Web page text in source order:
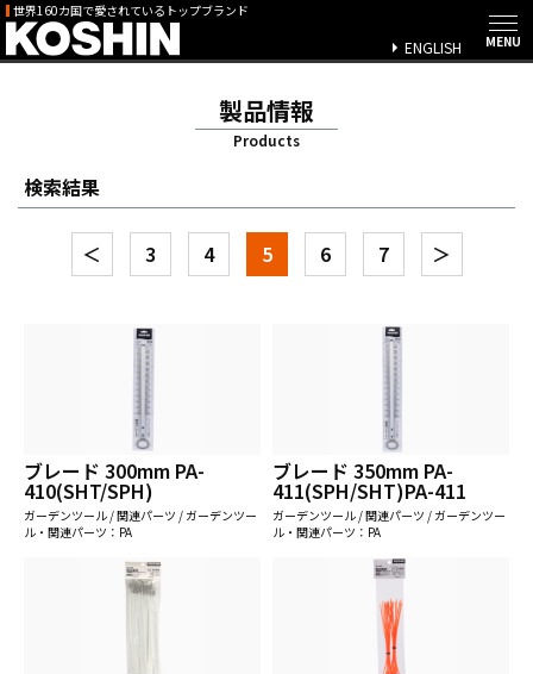
世界160カ国で愛されているトップブランド
ENGLISH
製品情報
Products
検索結果
＜ 3 4 5 6 7 ＞
ブレード 300mm PA-
410(SHT/SPH)
ガーデンツール / 関連パーツ / ガーデンツー
ル・関連パーツ：PA
ブレード 350mm PA-
411(SPH/SHT)PA-411
ガーデンツール / 関連パーツ / ガーデンツー
ル・関連パーツ：PA